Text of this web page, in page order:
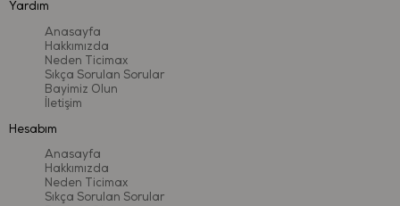
Yardım
Anasayfa
Hakkımızda
Neden Ticimax
Sıkça Sorulan Sorular
Bayimiz Olun
İletişim
Hesabım
Anasayfa
Hakkımızda
Neden Ticimax
Sıkça Sorulan Sorular